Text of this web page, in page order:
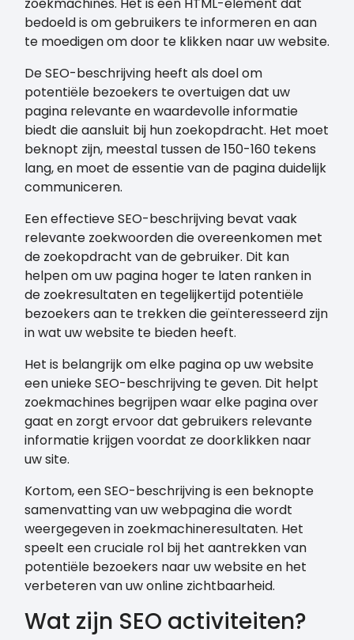
zoekmachines. Het is een HTML-element dat
bedoeld is om gebruikers te informeren en aan
te moedigen om door te klikken naar uw website.
De SEO-beschrijving heeft als doel om
potentiële bezoekers te overtuigen dat uw
pagina relevante en waardevolle informatie
biedt die aansluit bij hun zoekopdracht. Het moet
beknopt zijn, meestal tussen de 150-160 tekens
lang, en moet de essentie van de pagina duidelijk
communiceren.
Een effectieve SEO-beschrijving bevat vaak
relevante zoekwoorden die overeenkomen met
de zoekopdracht van de gebruiker. Dit kan
helpen om uw pagina hoger te laten ranken in
de zoekresultaten en tegelijkertijd potentiële
bezoekers aan te trekken die geïnteresseerd zijn
in wat uw website te bieden heeft.
Het is belangrijk om elke pagina op uw website
een unieke SEO-beschrijving te geven. Dit helpt
zoekmachines begrijpen waar elke pagina over
gaat en zorgt ervoor dat gebruikers relevante
informatie krijgen voordat ze doorklikken naar
uw site.
Kortom, een SEO-beschrijving is een beknopte
samenvatting van uw webpagina die wordt
weergegeven in zoekmachineresultaten. Het
speelt een cruciale rol bij het aantrekken van
potentiële bezoekers naar uw website en het
verbeteren van uw online zichtbaarheid.
Wat zijn SEO activiteiten?